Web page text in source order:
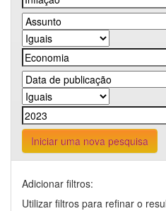
Iniciar uma nova pesquisa
Adicionar filtros:
Utilizar filtros para refinar o